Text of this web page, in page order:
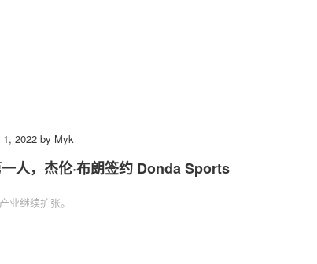
1, 2022 by Myk
人，杰伦·布朗签约 Donda Sports
业继续扩张。